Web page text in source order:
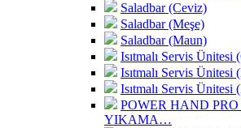
Saladbar (Ceviz)
Saladbar (Meşe)
Saladbar (Maun)
Isıtmalı Servis Ünitesi
Isıtmalı Servis Ünitesi
Isıtmalı Servis Ünitesi
POWER HAND
YIKAMA…